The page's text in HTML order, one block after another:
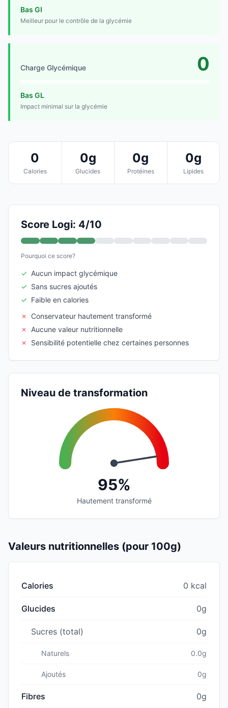
Bas GI
Meilleur pour le contrôle de la glycémie
Charge Glycémique 0
Bas GL
Impact minimal sur la glycémie
0
Calories
0g
Glucides
0g
Protéines
0g
Lipides
Score Logi: 4/10
Pourquoi ce score?
✓ Aucun impact glycémique
✓ Sans sucres ajoutés
✓ Faible en calories
✗
Conservateur hautement transformé
✗
Aucune valeur nutritionnelle
✗
Sensibilité potentielle chez certaines personnes
Niveau de transformation
95%
Hautement transformé
Valeurs nutritionnelles (pour 100g)
Calories 0 kcal
Glucides 0g
Sucres (total) 0g
Naturels 0.0g
Ajoutés 0g
Fibres 0g